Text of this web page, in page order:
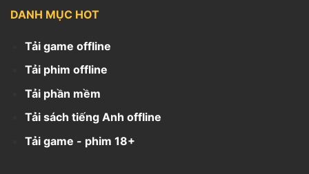
DANH MỤC HOT
Tải game offline
Tải phim offline
Tải phần mềm
Tải sách tiếng Anh offline
Tải game - phim 18+